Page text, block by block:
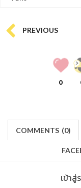
PREVIOUS
0
COMMENTS (0)
เข้า